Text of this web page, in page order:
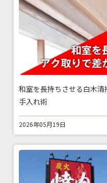
和室を長持ちさせる白木
手入れ術
2026年05月19日